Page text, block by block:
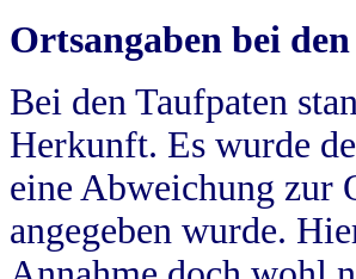
Ortsangaben bei
Bei den Taufpaten
Herkunft. Es wurde
eine Abweichung zur
angegeben wurde.